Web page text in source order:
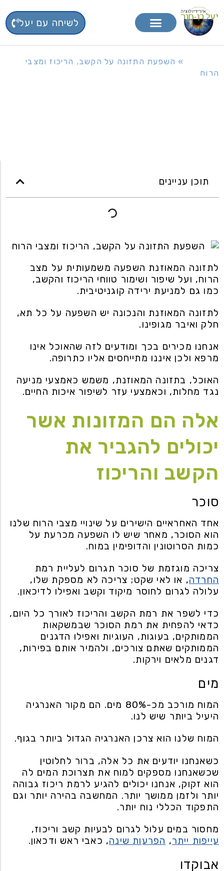
לשיחה עם יעל
» השפעת התזונה על הקשב, הריכוז ומצבי
הרוח
תוכן עניינים
לתזונה המאוזנת השפעה משמעותית על מצב
הרוח, ועל שיפור ושימור טווחי הריכוז והקשב,
כמו גם למניעת ירידה קוגניטיבית.
לתזונה המאוזנת והנכונה יש השפעה על כל תא,
חלק ואיבר מגופינו.
אנחנו מכירים בכך ומודעים לזה שהאוכל אינו
מרפא ולכן איננו מתייחסים אליו כתרופה.
האוכל, בתזונה המאוזנת, משמש כאמצעי מניעה
נגד מחלות, וכאמצעי עזר לשיפור איכות החיים.
אלה הם המזונות אשר
יכולים להגביר את
הקשב והריכוז
סוכר
אחד האחראיים הישירים על שינויי מצבי הרוח שלנו
הוא הסוכר, מאחר שיש לו השפעה מכרעת על
כמות הסרוטונין והדופימין במוח.
צריכה מוגזמת של סוכר תגרום לעליית רמת
החרדה, או לאי שקט; צריכה לא מספקת שלו,
עלולה לגרום לחוסר מיקוד וקשב ואפילו לדיכאון.
כדי לשפר את רמת הקשב והריכוז לאורך כל היום,
כדאי להפחית את רמת הסוכר שבמשקאות
הממותקים, בעוגות, העוגיות ואפילו הדגנים
הממותקים שאתם צורכים, ולהמיר אותם בפירות,
דגנים מלאים וירקות.
מים
המוח מורכב מכ-80% מים. הם מקור האנרגיה
היעיל ביותר שיש לנו.
המוח שלנו הוא צרכן האנרגיה הגדול ביותר בגוף.
כשאנחנו יודעים את כל אלה, ברור לחלוטין
שכשאנחנו מספקים למוח את תצרוכת המים לה
הוא זקוק, אנחנו יכולים להגיע לרמת ריכוז גבוהה
יותר ולזמן ממושך יותר. המחשבה בהירה יותר וגם
התפקוד הכללי נוח יותר.
מחסור במים עלול לגרום לבעיות קשב וריכוז,
עייפות ייתר, הפרעות שינה, כאבי ראש ודכאון.
אבוקדו